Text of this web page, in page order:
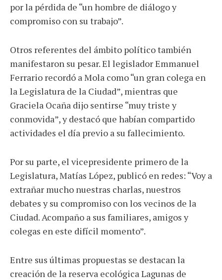
por la pérdida de “un hombre de diálogo y
compromiso con su trabajo”.
Otros referentes del ámbito político también
manifestaron su pesar. El legislador Emmanuel
Ferrario recordó a Mola como “un gran colega en
la Legislatura de la Ciudad”, mientras que
Graciela Ocaña dijo sentirse “muy triste y
conmovida”, y destacó que habían compartido
actividades el día previo a su fallecimiento.
Por su parte, el vicepresidente primero de la
Legislatura, Matías López, publicó en redes: “Voy a
extrañar mucho nuestras charlas, nuestros
debates y su compromiso con los vecinos de la
Ciudad. Acompaño a sus familiares, amigos y
colegas en este difícil momento”.
Entre sus últimas propuestas se destacan la
creación de la reserva ecológica Lagunas de